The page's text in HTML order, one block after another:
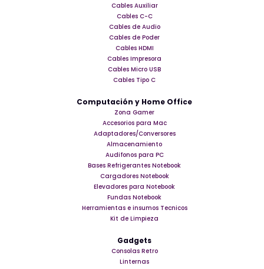
Cables Auxiliar
Cables C-C
Cables de Audio
Cables de Poder
Cables HDMI
Cables Impresora
Cables Micro USB
Cables Tipo C
Computación y Home Office
Zona Gamer
Accesorios para Mac
Adaptadores/Conversores
Almacenamiento
Audifonos para PC
Bases Refrigerantes Notebook
Cargadores Notebook
Elevadores para Notebook
Fundas Notebook
Herramientas e insumos Tecnicos
Kit de Limpieza
Gadgets
Consolas Retro
Linternas